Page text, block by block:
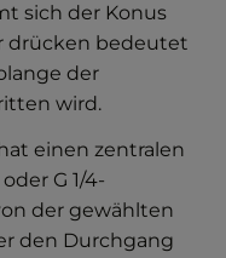
sich der Konus
drücken bedeutet
der
wird.
einen zentralen
G 1/4-
der gewählten
den Durchgang